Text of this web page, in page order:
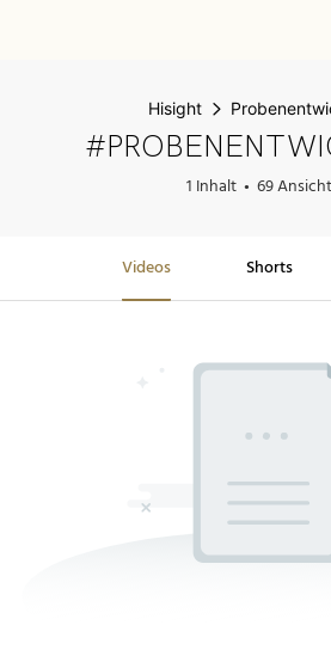
Hisight
1 Inhalt 69
Videos Shorts